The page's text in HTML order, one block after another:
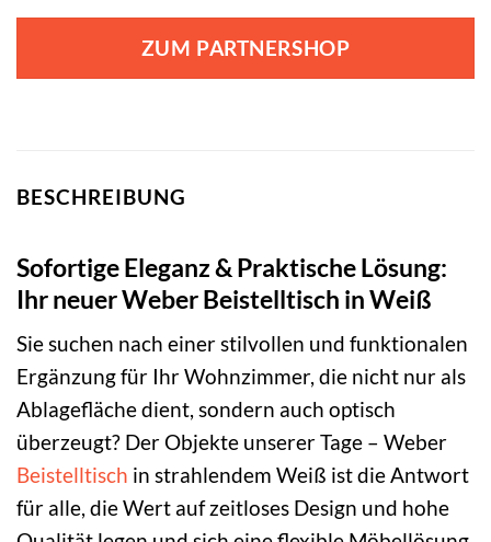
ZUM PARTNERSHOP
BESCHREIBUNG
Sofortige Eleganz & Praktische Lösung:
Ihr neuer Weber Beistelltisch in Weiß
Sie suchen nach einer stilvollen und funktionalen
Ergänzung für Ihr Wohnzimmer, die nicht nur als
Ablagefläche dient, sondern auch optisch
überzeugt? Der Objekte unserer Tage – Weber
Beistelltisch in strahlendem Weiß ist die Antwort
für alle, die Wert auf zeitloses Design und hohe